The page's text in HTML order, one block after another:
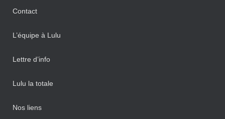
Contact
L’équipe à Lulu
Lettre d’info
Lulu la totale
Nos liens